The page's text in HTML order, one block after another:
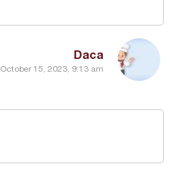
Daca
October 15, 2023, 9:13 am